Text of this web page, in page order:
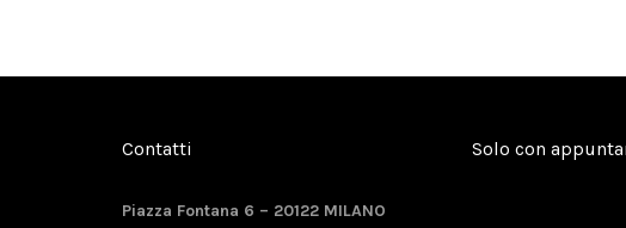
Contatti
Piazza Fontana 6 – 20122 MILANO
Solo con